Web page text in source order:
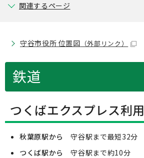
関連するページ
守谷市役所 位置図 （外部リンク）
鉄道
つくばエクスプレス利用
秋葉原駅から
守谷駅まで最短32分
つくば駅から
守谷駅まで約10分